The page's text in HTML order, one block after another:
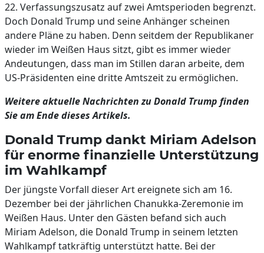
22. Verfassungszusatz auf zwei Amtsperioden begrenzt.
Doch Donald Trump und seine Anhänger scheinen
andere Pläne zu haben. Denn seitdem der Republikaner
wieder im Weißen Haus sitzt, gibt es immer wieder
Andeutungen, dass man im Stillen daran arbeite, dem
US-Präsidenten eine dritte Amtszeit zu ermöglichen.
Weitere aktuelle Nachrichten zu Donald Trump finden
Sie am Ende dieses Artikels.
Donald Trump dankt Miriam Adelson
für enorme finanzielle Unterstützung
im Wahlkampf
Der jüngste Vorfall dieser Art ereignete sich am 16.
Dezember bei der jährlichen Chanukka-Zeremonie im
Weißen Haus. Unter den Gästen befand sich auch
Miriam Adelson, die Donald Trump in seinem letzten
Wahlkampf tatkräftig unterstützt hatte. Bei der